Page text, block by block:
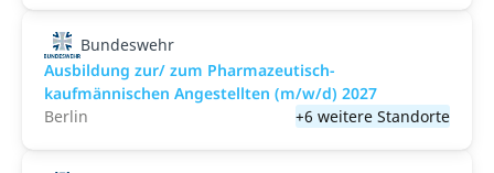
Bundeswehr
Ausbildung zur/ zum Pharmazeutisch-
kaufmännischen Angestellten (m/w/d) 2027
Berlin
+6 weitere Standorte